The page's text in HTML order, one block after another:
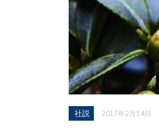
社説 2017年2月14日